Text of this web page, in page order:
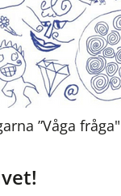
”Våga fråga"